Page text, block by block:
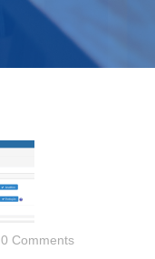
0 Comments